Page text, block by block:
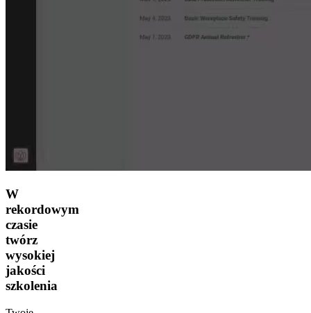
W
rekordowym
czasie
twórz
wysokiej
jakości
szkolenia